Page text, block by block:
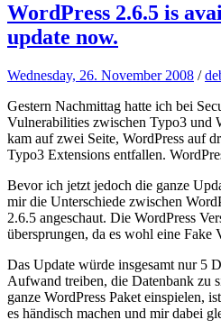
WordPress 2.6.5 is
update now.
Wednesday, 26. November 2008 /
Gestern Nachmittag hatte ich bei
Vulnerabilities zwischen Typo3 und
kam auf zwei Seite, WordPress auf
Typo3 Extensions entfallen.
Bevor ich jetzt jedoch die ganze
mir die Unterschiede zwischen
2.6.5 angeschaut. Die WordPress
übersprungen, da es wohl eine Fake
Das Update würde insgesamt nur 5
Aufwand treiben, die Datenbank zu
ganze WordPress Paket einspielen,
es händisch machen und mir dabei